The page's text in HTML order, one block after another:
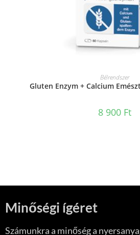
KOSÁRBA
Bélrendszer
Gluten Enzym + Calcium
8 900 Ft
Minőségi ígéret
Számunkra a minőség a